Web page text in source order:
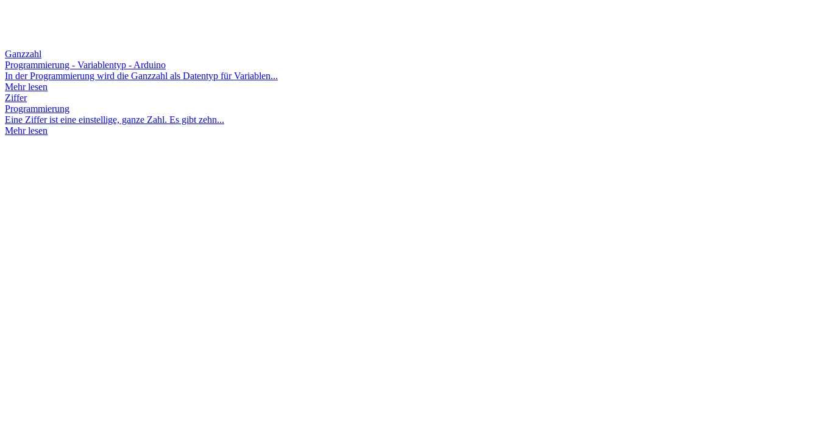
Ganzzahl
Programmierung - Variablentyp - Arduino
In der Programmierung wird die Ganzzahl als Datentyp für Variablen...
Mehr lesen
Ziffer
Programmierung
Eine Ziffer ist eine einstellige, ganze Zahl. Es gibt zehn...
Mehr lesen